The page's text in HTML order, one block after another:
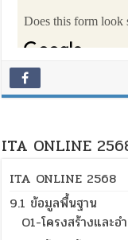
ITA ONLINE
ITA ONLINE 2568
9.1 ข้อมูลพื้นฐาน
O1-โครงสร้างและ